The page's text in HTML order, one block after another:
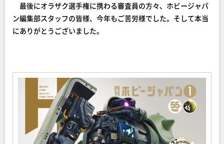
最後にオラザク選手権に携わる審査員の方々、ホビージャパ
ン編集部スタッフの皆様、今年もご苦労様でした。そして本当
にありがとうございました。